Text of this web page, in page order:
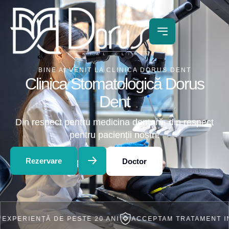
BINE AI VENIT LA CLINICA DORUS DENT
Clinica Stomatologică Dorus
Dent
Din respect pentru medicina dentară, din respect
pentru pacienții noștri!
Rezervare Doctor
DE PESTE 20 ANI ACCEPTAM TRATAMENT IN RATE